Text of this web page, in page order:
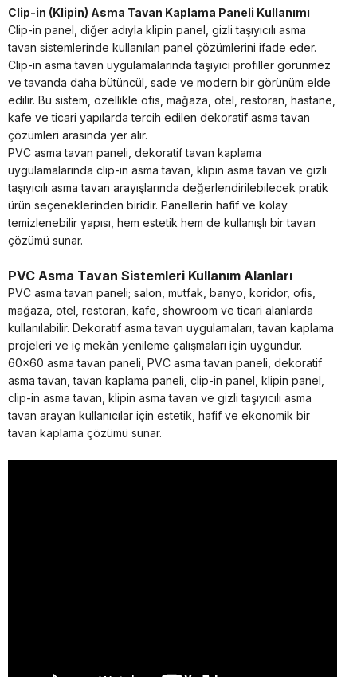
Clip-in (Klipin) Asma Tavan Kaplama Paneli Kullanımı
Clip-in panel, diğer adıyla klipin panel, gizli taşıyıcılı asma
tavan sistemlerinde kullanılan panel çözümlerini ifade eder.
Clip-in asma tavan uygulamalarında taşıyıcı profiller görünmez
ve tavanda daha bütüncül, sade ve modern bir görünüm elde
edilir. Bu sistem, özellikle ofis, mağaza, otel, restoran, hastane,
kafe ve ticari yapılarda tercih edilen dekoratif asma tavan
çözümleri arasında yer alır.
PVC asma tavan paneli, dekoratif tavan kaplama
uygulamalarında clip-in asma tavan, klipin asma tavan ve gizli
taşıyıcılı asma tavan arayışlarında değerlendirilebilecek pratik
ürün seçeneklerinden biridir. Panellerin hafif ve kolay
temizlenebilir yapısı, hem estetik hem de kullanışlı bir tavan
çözümü sunar.
PVC Asma Tavan Sistemleri Kullanım Alanları
PVC asma tavan paneli; salon, mutfak, banyo, koridor, ofis,
mağaza, otel, restoran, kafe, showroom ve ticari alanlarda
kullanılabilir. Dekoratif asma tavan uygulamaları, tavan kaplama
projeleri ve iç mekân yenileme çalışmaları için uygundur.
60x60 asma tavan paneli, PVC asma tavan paneli, dekoratif
asma tavan, tavan kaplama paneli, clip-in panel, klipin panel,
clip-in asma tavan, klipin asma tavan ve gizli taşıyıcılı asma
tavan arayan kullanıcılar için estetik, hafif ve ekonomik bir
tavan kaplama çözümü sunar.